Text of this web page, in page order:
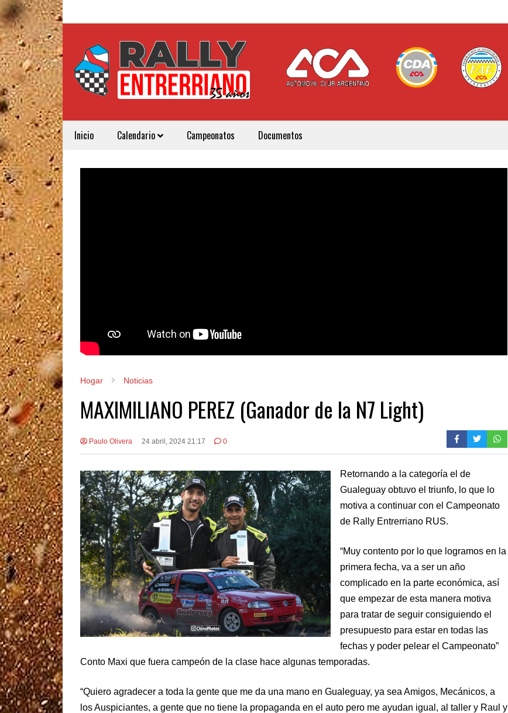
Inicio Calendario Campeonatos Documentos
Hogar Noticias
MAXIMILIANO PEREZ (Ganador de la N7 Light)
Paulo Olivera 24 abril, 2024 21:17 0
Retornando a la categoría el de
Gualeguay obtuvo el triunfo, lo que lo
motiva a continuar con el Campeonato
de Rally Entrerriano RUS.
“Muy contento por lo que logramos en la
primera fecha, va a ser un año
complicado en la parte económica, así
que empezar de esta manera motiva
para tratar de seguir consiguiendo el
presupuesto para estar en todas las
fechas y poder pelear el Campeonato”
Conto Maxi que fuera campeón de la clase hace algunas temporadas.
“Quiero agradecer a toda la gente que me da una mano en Gualeguay, ya sea Amigos, Mecánicos, a
los Auspiciantes, a gente que no tiene la propaganda en el auto pero me ayudan igual, al taller y Raul y